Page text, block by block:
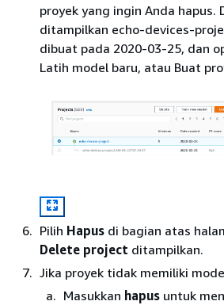
proyek yang ingin Anda hapus.
ditampilkan echo-devices-
dibuat pada 2020-03-25, dan
Latih model baru, atau Buat
Pilih Hapus di bagian atas
Delete project ditampilkan.
Jika proyek tidak memiliki
Masukkan hapus untuk